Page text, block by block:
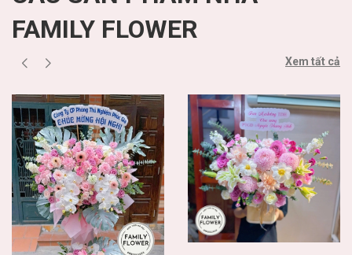
FAMILY FLOWER
Xem tất cả